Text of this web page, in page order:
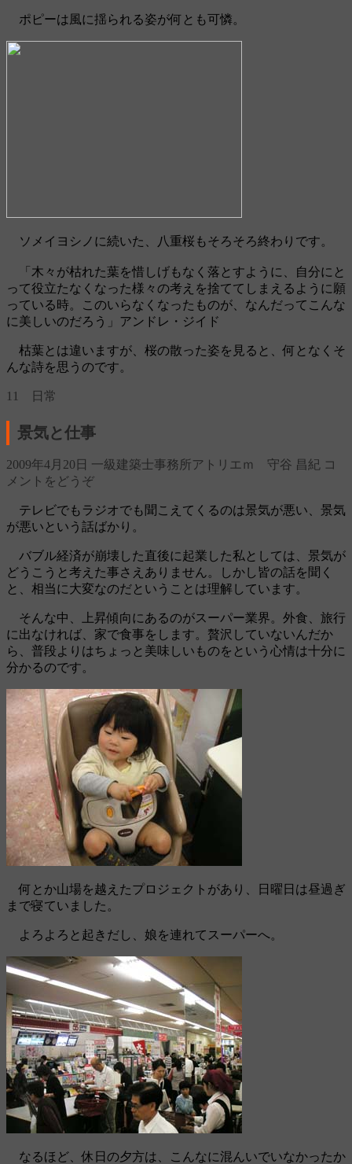
ポピーは風に揺られる姿が何とも可憐。
ソメイヨシノに続いた、八重桜もそろそろ終わりです。
「木々が枯れた葉を惜しげもなく落とすように、自分にと
って役立たなくなった様々の考えを捨ててしまえるように願
っている時。このいらなくなったものが、なんだってこんな
に美しいのだろう」アンドレ・ジイド
枯葉とは違いますが、桜の散った姿を見ると、何となくそ
んな詩を思うのです。
11 日常
景気と仕事
2009年4月20日 一級建築士事務所アトリエｍ 守谷 昌紀 コ
メントをどうぞ
テレビでもラジオでも聞こえてくるのは景気が悪い、景気
が悪いという話ばかり。
バブル経済が崩壊した直後に起業した私としては、景気が
どうこうと考えた事さえありません。しかし皆の話を聞く
と、相当に大変なのだということは理解しています。
そんな中、上昇傾向にあるのがスーパー業界。外食、旅行
に出なければ、家で食事をします。贅沢していないんだか
ら、普段よりはちょっと美味しいものをという心情は十分に
分かるのです。
何とか山場を越えたプロジェクトがあり、日曜日は昼過ぎ
まで寝ていました。
よろよろと起きだし、娘を連れてスーパーへ。
なるほど、休日の夕方は、こんなに混んいでいなかったか